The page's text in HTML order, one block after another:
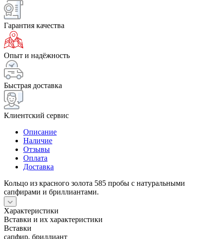
Гарантия качества
Опыт и надёжность
Быстрая доставка
Клиентский сервис
Описание
Наличие
Отзывы
Оплата
Доставка
Кольцо из красного золота 585 пробы с натуральными
сапфирами и бриллиантами.
Характеристики
Вставки и их характеристики
Вставки
сапфир, бриллиант